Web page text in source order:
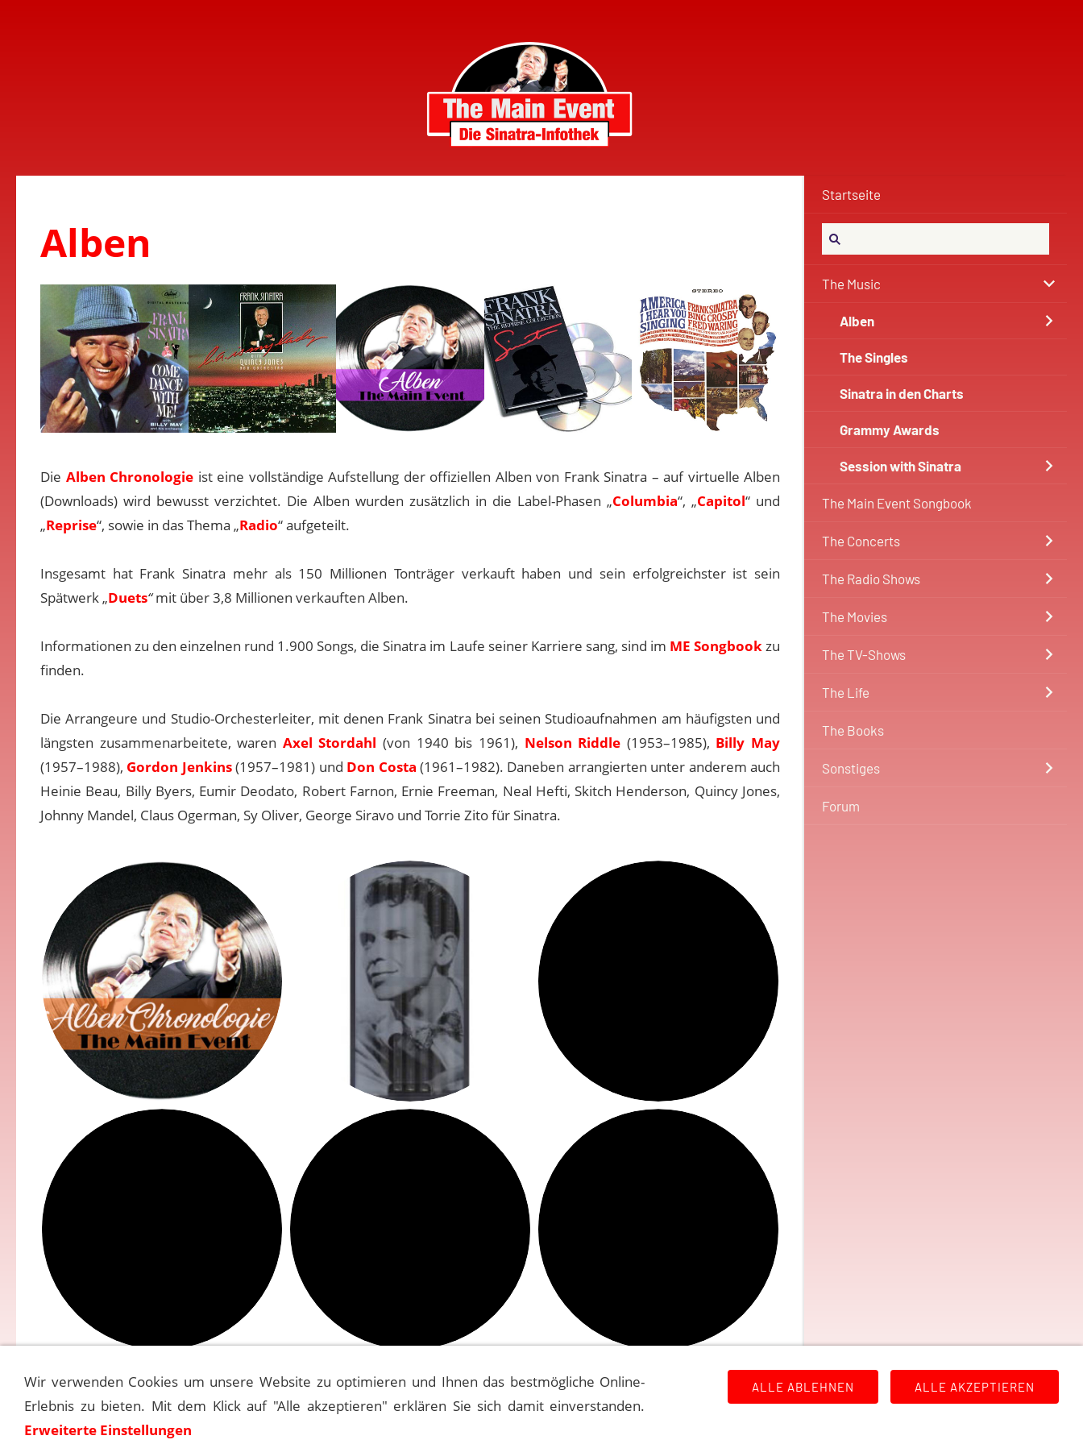
Startseite
The Music
Alben
The Singles
Sinatra in den Charts
Grammy Awards
Session with Sinatra
The Main Event Songbook
The Concerts
The Radio Shows
The Movies
The TV-Shows
The Life
The Books
Sonstiges
Forum
Alben
Die Alben Chronologie ist eine vollständige Aufstellung der offiziellen Alben von Frank Sinatra – auf virtuelle Alben
(Downloads) wird bewusst verzichtet. Die Alben wurden zusätzlich in die Label-Phasen „Columbia“, „Capitol“ und
„Reprise“, sowie in das Thema „Radio“ aufgeteilt.
Insgesamt hat Frank Sinatra mehr als 150 Millionen Tonträger verkauft haben und sein erfolgreichster ist sein
Spätwerk „Duets“mit über 3,8 Millionen verkauften Alben.
Informationen zu den einzelnen rund 1.900 Songs, die Sinatra im Laufe seiner Karriere sang, sind im ME Songbook zu
finden.
Die Arrangeure und Studio-Orchesterleiter, mit denen Frank Sinatra bei seinen Studioaufnahmen am häufigsten und
längsten zusammenarbeitete, waren Axel Stordahl (von 1940 bis 1961), Nelson Riddle (1953–1985), Billy May
(1957–1988), Gordon Jenkins(1957–1981) und Don Costa (1961–1982). Daneben arrangierten unter anderem auch
Heinie Beau, Billy Byers, Eumir Deodato, Robert Farnon, Ernie Freeman, Neal Hefti, Skitch Henderson, Quincy Jones,
Johnny Mandel, Claus Ogerman, Sy Oliver, George Siravo und Torrie Zito für Sinatra.
Wir verwenden Cookies um unsere Website zu optimieren und Ihnen das bestmögliche Online-
Erlebnis zu bieten. Mit dem Klick auf "Alle akzeptieren" erklären Sie sich damit einverstanden.
Erweiterte Einstellungen
ALLE AKZEPTIEREN
ALLE ABLEHNEN